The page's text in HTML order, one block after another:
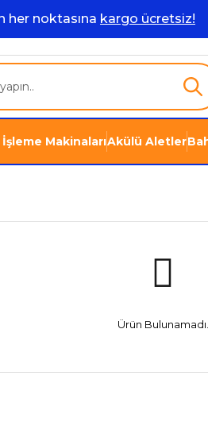
her noktasına kargo ücretsiz!
MakinalarıAkülü Aletler
Ürün Bulunamadı.